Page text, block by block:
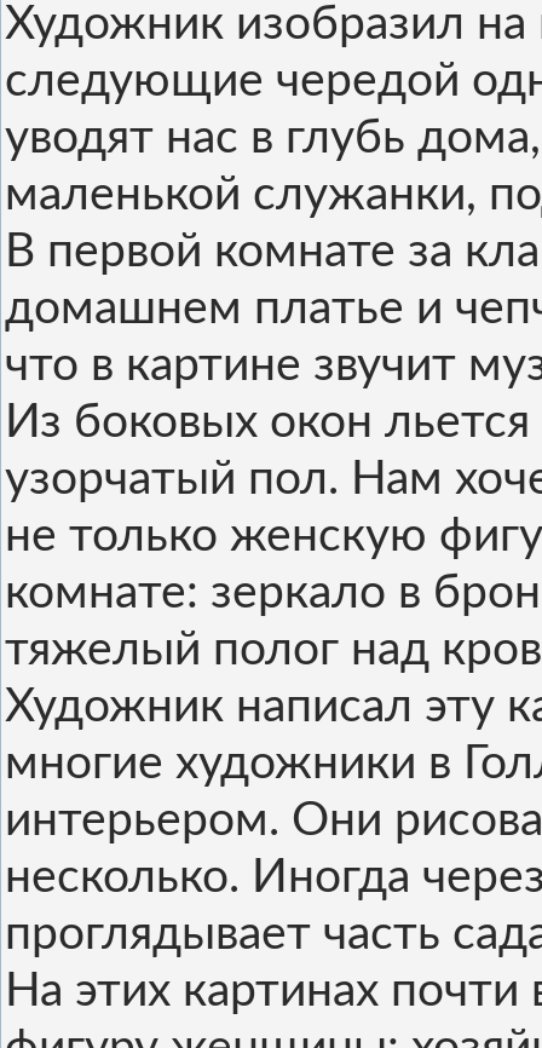
Художник изобразил
следующие чередой
уводят нас в глубь
маленькой служанки,
В первой комнате за
домашнем платье и
что в картине звучит
Из боковых окон
узорчатый пол. Нам
не только женскую
комнате: зеркало в
тяжелый полог над
Художник написал эту
многие художники в
интерьером. Они
несколько. Иногда
проглядывает часть
На этих картинах